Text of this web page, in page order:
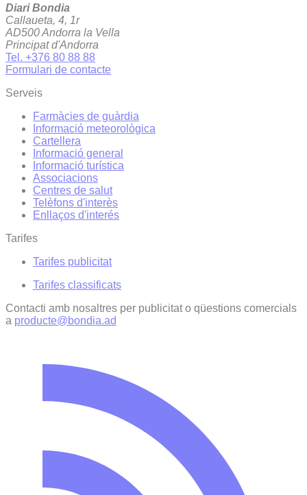
Diari Bondia
Callaueta, 4, 1r
AD500 Andorra la Vella
Principat d'Andorra
Tel. +376 80 88 88
Formulari de contacte
Serveis
Farmàcies de guàrdia
Informació meteorològica
Cartellera
Informació general
Informació turística
Associacions
Centres de salut
Telèfons d'interès
Enllaços d'interés
Tarifes
Tarifes publicitat
Tarifes classificats
Contacti amb nosaltres per publicitat o qüestions comercials
a producte@bondia.ad